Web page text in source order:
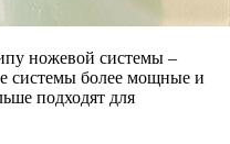
ножевой системы –
системы более мощные и
подходят для